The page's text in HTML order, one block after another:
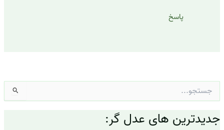
پاسخ
های عدل گر: